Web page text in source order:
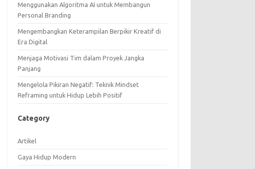
Menggunakan Algoritma AI untuk Membangun
Personal Branding
Mengembangkan Keterampilan Berpikir Kreatif di
Era Digital
Menjaga Motivasi Tim dalam Proyek Jangka
Panjang
Mengelola Pikiran Negatif: Teknik Mindset
Reframing untuk Hidup Lebih Positif
Category
Artikel
Gaya Hidup Modern